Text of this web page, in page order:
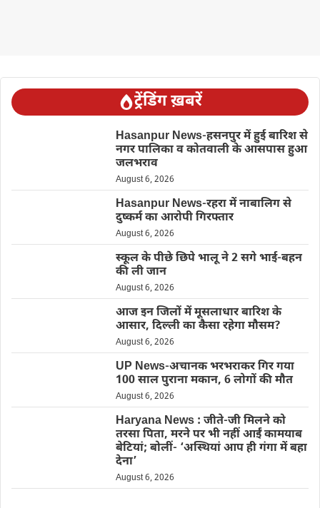
ट्रेंडिंग ख़बरें
Hasanpur News-हसनपुर में हुई बारिश से
नगर पालिका व कोतवाली के आसपास हुआ
जलभराव
August 6, 2026
Hasanpur News-रहरा में नाबालिग से
दुष्कर्म का आरोपी गिरफ्तार
August 6, 2026
स्कूल के पीछे छिपे भालू ने 2 सगे भाई-बहन
की ली जान
August 6, 2026
आज इन जिलों में मूसलाधार बारिश के
आसार, दिल्ली का कैसा रहेगा मौसम?
August 6, 2026
UP News-अचानक भरभराकर गिर गया
100 साल पुराना मकान, 6 लोगों की मौत
August 6, 2026
Haryana News : जीते-जी मिलने को
तरसा पिता, मरने पर भी नहीं आईं कामयाब
बेटियां; बोलीं- ‘अस्थियां आप ही गंगा में बहा
देना’
August 6, 2026